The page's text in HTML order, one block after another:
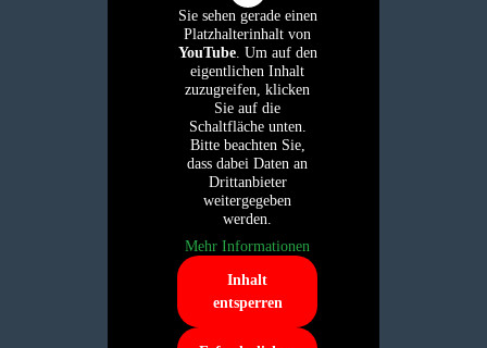
Sie sehen gerade einen
Platzhalterinhalt von
YouTube. Um auf den
eigentlichen Inhalt
zuzugreifen, klicken
Sie auf die
Schaltfläche unten.
Bitte beachten Sie,
dass dabei Daten an
Drittanbieter
weitergegeben
werden.
Mehr Informationen
Inhalt
entsperren